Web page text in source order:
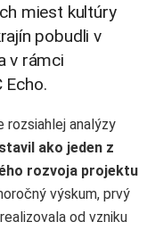
miest kultúry
pobudli v
v rámci
Echo.
rozsiahlej analýzy
ako jeden z
rozvoja projektu
výskum, prvý
od vzniku